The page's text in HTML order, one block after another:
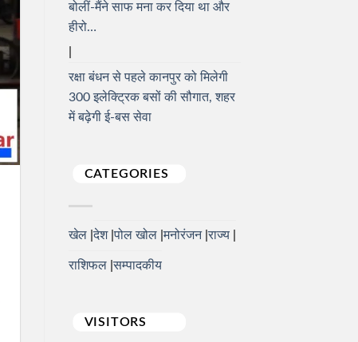
बोलीं-मैंने साफ मना कर दिया था और
हीरो…
रक्षा बंधन से पहले कानपुर को मिलेगी
300 इलेक्ट्रिक बसों की सौगात, शहर
में बढ़ेगी ई-बस सेवा
CATEGORIES
खेल देश पोल खोल मनोरंजन राज्य
राशिफल सम्पादकीय
VISITORS